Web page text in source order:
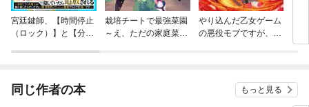
宮廷鍵師、【時間停止
（ロック）】と【分子
た魔王が暴れ出したみ
たいだけど、S級冒険
栽培チートで最強菜園
～え、ただの家庭菜園
やり込んだ乙女ゲーム
の悪役モブですが、断
駄
同じ作者の本 もっと見る